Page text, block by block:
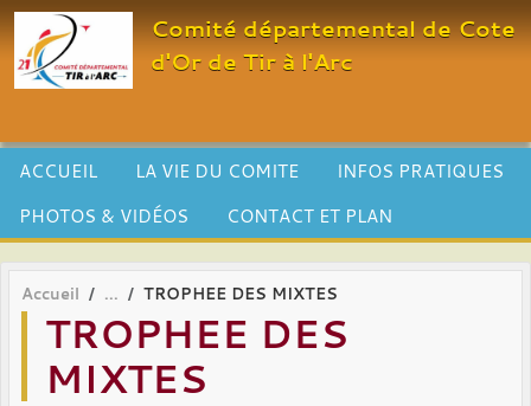
Comité départemental de Cote
d'Or de Tir à l'Arc
ACCUEIL LA VIE DU COMITE
INFOS PRATIQUES
PHOTOS & VIDÉOS
CONTACT ET PLAN
Accueil TROPHEE DES MIXTES
TROPHEE DES
MIXTES
Panneau de gestion des cookies